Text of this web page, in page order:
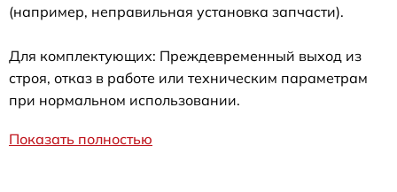
(например, неправильная установка запчасти).
Для комплектующих: Преждевременный выход из
строя, отказ в работе или техническим параметрам
при нормальном использовании.
Показать полностью